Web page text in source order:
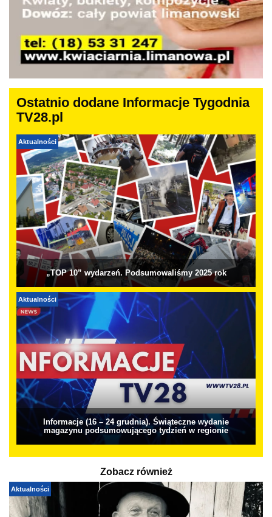
Ostatnio dodane Informacje Tygodnia
TV28.pl
Aktualności
„TOP 10” wydarzeń. Podsumowaliśmy 2025 rok
Aktualności
Informacje (16 – 24 grudnia). Świąteczne wydanie
magazynu podsumowującego tydzień w regionie
Zobacz również
Aktualności